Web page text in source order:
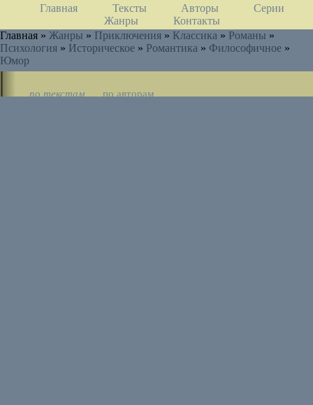
Главная Тексты Авторы
Серии
Жанры
Контакты
Главная » Жанры » Приключения » Классика » Романы »
Психология » Историческое » Романтика » Философичное »
Юмор
по текстам
по авторам